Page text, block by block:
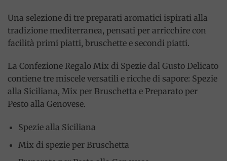
Una selezione di tre preparati aromatici ispirati alla
tradizione mediterranea, pensati per arricchire con
facilità primi piatti, bruschette e secondi piatti.
La Confezione Regalo Mix di Spezie dal Gusto Delicato
contiene tre miscele versatili e ricche di sapore: Spezie
alla Siciliana, Mix per Bruschetta e Preparato per
Pesto alla Genovese.
Spezie alla Siciliana
Mix di spezie per Bruschetta